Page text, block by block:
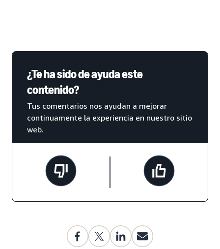
¿Te ha sido de ayuda este
contenido?
Tus comentarios nos ayudan a mejorar
continuamente la experiencia en nuestro sitio
web.